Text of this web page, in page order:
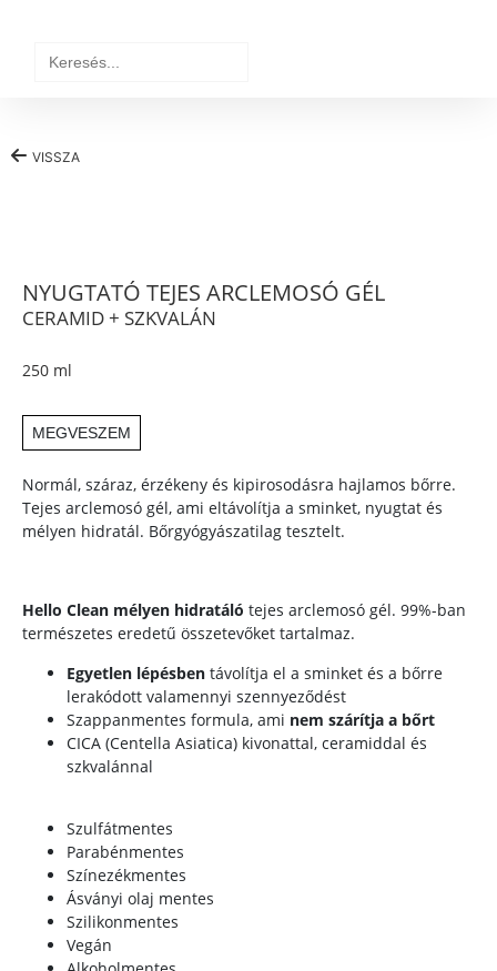
for:
VISSZA
NYUGTATÓ TEJES ARCLEMOSÓ GÉL
CERAMID + SZKVALÁN
250 ml
MEGVESZEM
Normál, száraz, érzékeny és kipirosodásra hajlamos bőrre.
Tejes arclemosó gél, ami eltávolítja a sminket, nyugtat és
mélyen hidratál. Bőrgyógyászatilag tesztelt.
Hello Clean mélyen hidratáló tejes arclemosó gél. 99%-ban
természetes eredetű összetevőket tartalmaz.
Egyetlen lépésben távolítja el a sminket és a bőrre
lerakódott valamennyi szennyeződést
Szappanmentes formula, ami nem szárítja a bőrt
CICA (Centella Asiatica) kivonattal, ceramiddal és
szkvalánnal
Szulfátmentes
Parabénmentes
Színezékmentes
Ásványi olaj mentes
Szilikonmentes
Vegán